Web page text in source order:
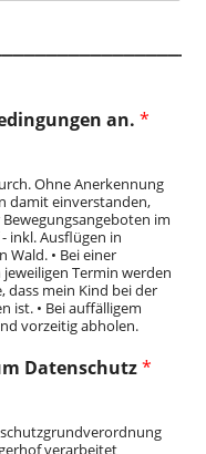
an. *
Ohne Anerkennung
damit einverstanden,
im
inkl. Ausflügen in
• Bei einer
Termin werden
dass mein Kind bei der
ist. • Bei auffälligem
vorzeitig abholen.
Datenschutz*
verarbeitet